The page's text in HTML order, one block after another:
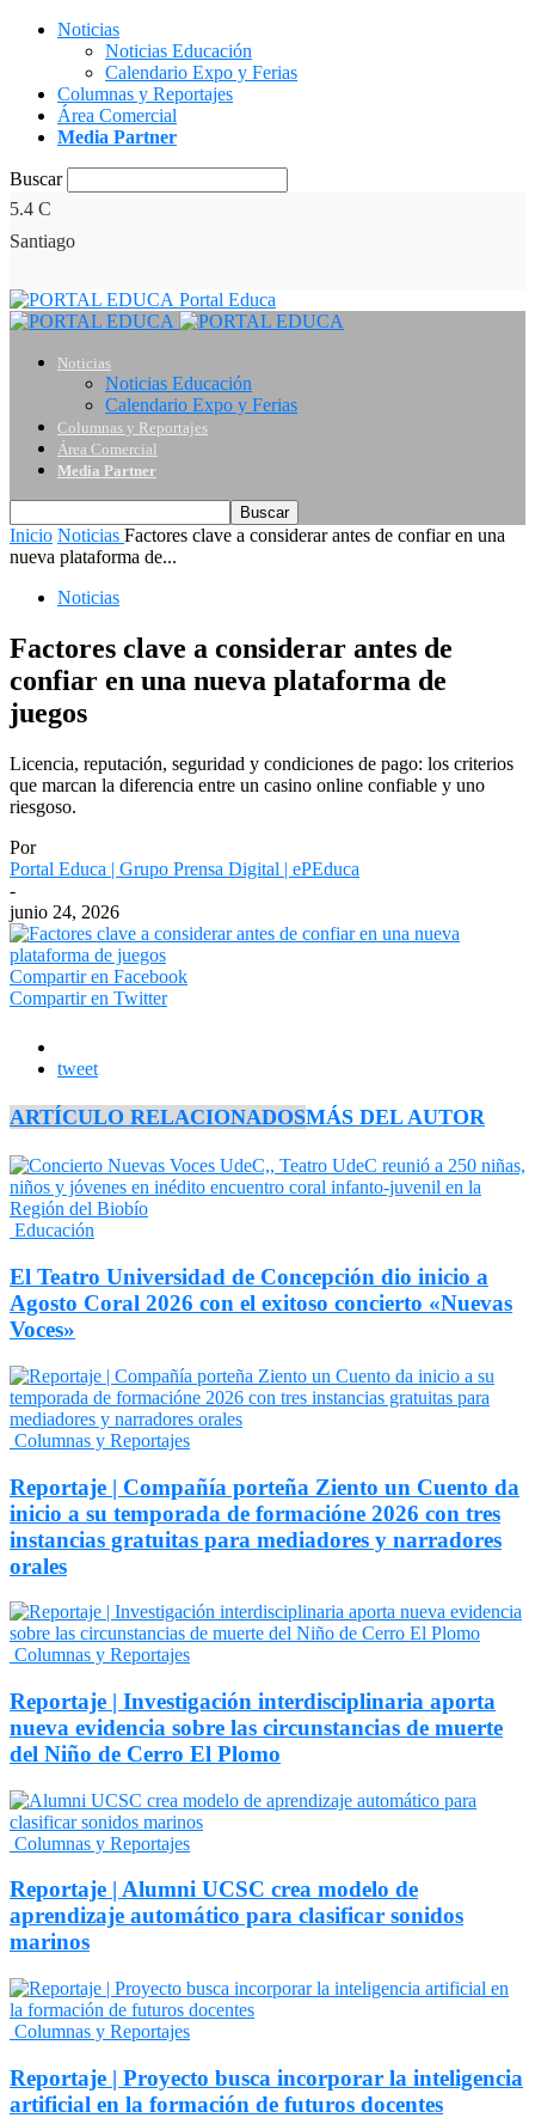
Noticias
Noticias Educación
Calendario Expo y Ferias
Columnas y Reportajes
Área Comercial
Media Partner
Buscar
5.4 C
Santiago
Portal Educa
Noticias
Noticias Educación
Calendario Expo y Ferias
Columnas y Reportajes
Área Comercial
Media Partner
Inicio Noticias Factores clave a considerar antes de confiar en una
nueva plataforma de...
Noticias
Factores clave a considerar antes de
confiar en una nueva plataforma de
juegos
Licencia, reputación, seguridad y condiciones de pago: los criterios
que marcan la diferencia entre un casino online confiable y uno
riesgoso.
Por
Portal Educa | Grupo Prensa Digital | ePEduca
-
junio 24, 2026
Compartir en Facebook
Compartir en Twitter
tweet
ARTÍCULO RELACIONADOSMÁS DEL AUTOR
Educación
El Teatro Universidad de Concepción dio inicio a
Agosto Coral 2026 con el exitoso concierto «Nuevas
Voces»
Columnas y Reportajes
Reportaje | Compañía porteña Ziento un Cuento da
inicio a su temporada de formacióne 2026 con tres
instancias gratuitas para mediadores y narradores
orales
Columnas y Reportajes
Reportaje | Investigación interdisciplinaria aporta
nueva evidencia sobre las circunstancias de muerte
del Niño de Cerro El Plomo
Columnas y Reportajes
Reportaje | Alumni UCSC crea modelo de
aprendizaje automático para clasificar sonidos
marinos
Columnas y Reportajes
Reportaje | Proyecto busca incorporar la inteligencia
artificial en la formación de futuros docentes